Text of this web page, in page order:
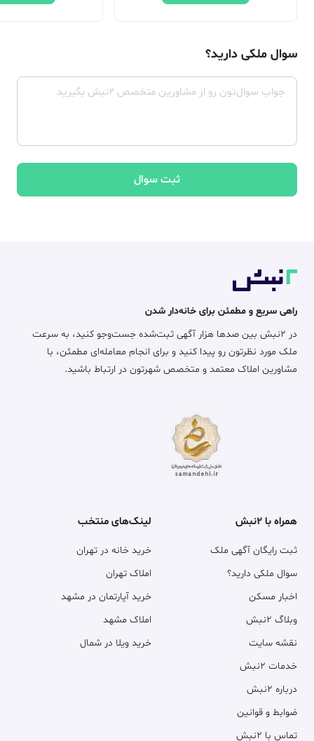
سوال ملکی دارید؟
ثبت سوال
راهی سریع و مطمئن برای خانه‌دار شدن
در ۲نبش بین صدها هزار آگهی ثبت‌شده جست‌وجو کنید، به سرعت
ملک مورد نظرتون رو پیدا کنید و برای انجام معامله‌ای مطمئن، با
مشاورین املاک معتمد و متخصص شهرتون در ارتباط باشید.
همراه با ۲نبش
ثبت رایگان آگهی ملک
سوال ملکی دارید؟
اخبار مسکن
وبلاگ ۲نبش
نقشه سایت
خدمات ۲نبش
درباره ۲نبش
ضوابط و قوانین
تماس با ۲نبش
لینک‌های منتخب
خرید خانه در تهران
املاک تهران
خرید آپارتمان در مشهد
املاک مشهد
خرید ویلا در شمال